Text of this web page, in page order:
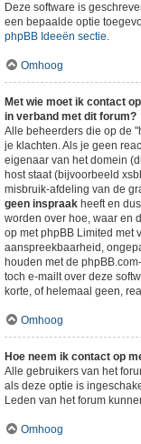
Deze software is
een bepaalde optie
phpBB Ideeën sectie.
Omhoog
Met wie moet ik contact
in verband met dit forum?
Alle beheerders die op de
je klachten. Als je geen
eigenaar van het domein
host staat (bijvoorbeeld
misbruik-afdeling van de
geen inspraak heeft en
worden over hoe, waar en
op met phpBB Limited met
aanspreekbaarheid,
houden met de
toch e-mailt over deze
korte, of helemaal geen,
Omhoog
Hoe neem ik contact op
Alle gebruikers van het
als deze optie is
Leden van het forum
Omhoog